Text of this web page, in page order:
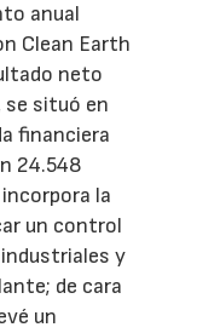
anual
Clean Earth
neto
se situó en
financiera
24.548
la
un control
y
de cara
un